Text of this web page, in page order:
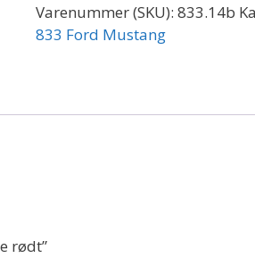
Varenummer (SKU): 833.14b
833 Ford Mustang
rødt”